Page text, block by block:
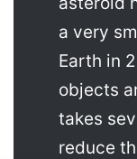
a very
Earth in
objects
takes
reduce